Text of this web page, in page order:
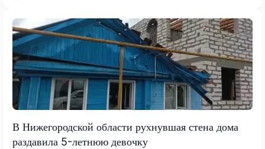
В Нижегородской области рухнувшая стена дома
раздавила 5-летнюю девочку